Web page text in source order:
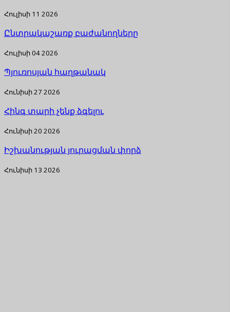
Հուլիսի 11 2026
Ընտրակաշառք բաժանողները
Հուլիսի 04 2026
Պյուռոսյան հաղթանակ
Հունիսի 27 2026
Հինգ տարի չենք ձգելու
Հունիսի 20 2026
Իշխանության յուրացման փորձ
Հունիսի 13 2026